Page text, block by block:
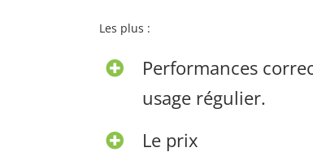
Les plus :
Performances
usage régulier.
Le prix